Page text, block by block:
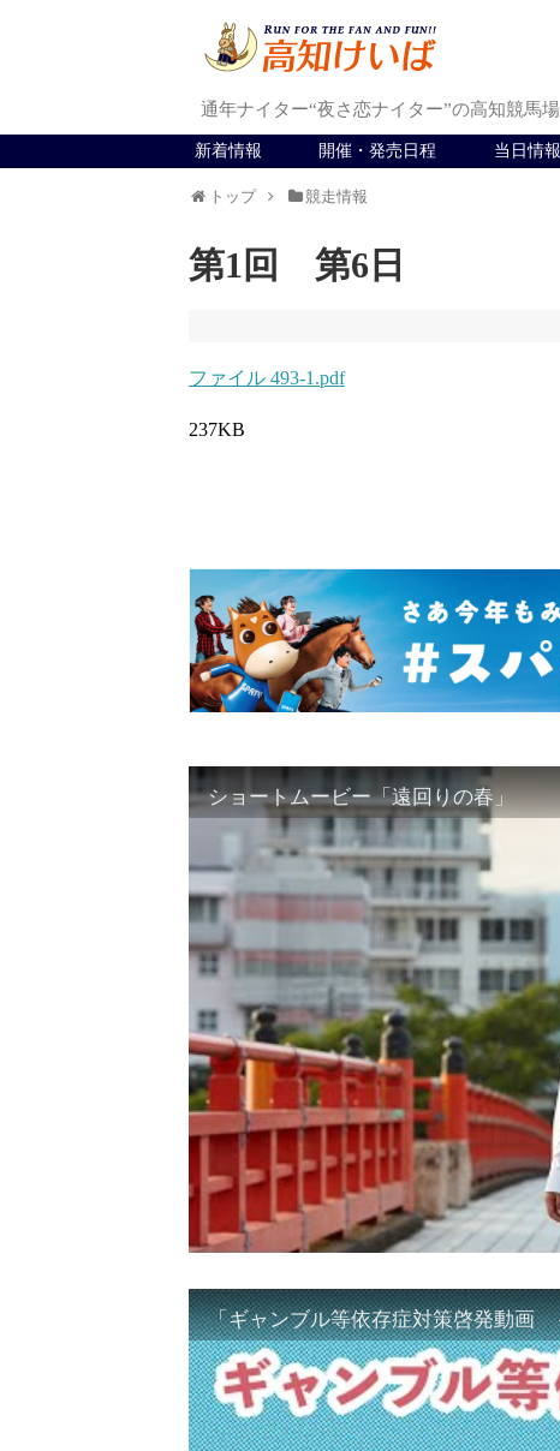
通年ナイター“夜さ恋ナイター”の高知競馬場
新着情報 開催・発売日程 当日情
トップ 競走情報
第1回 第6日
ファイル 493-1.pdf
237KB
ショートムービー「遠回りの春」